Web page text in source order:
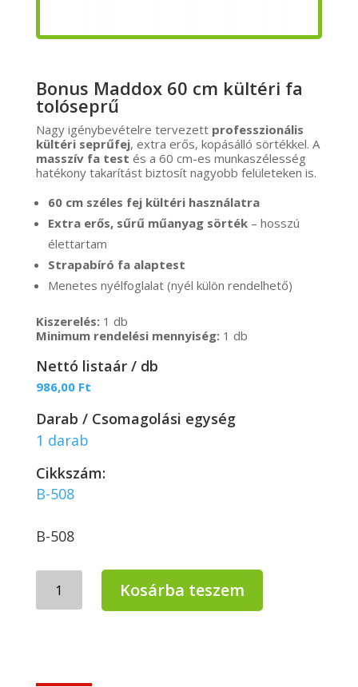
Bonus Maddox 60 cm kültéri fa
tolóseprű
Nagy igénybevételre tervezett professzionális
kültéri seprűfej, extra erős, kopásálló sörtékkel. A
masszív fa test és a 60 cm-es munkaszélesség
hatékony takarítást biztosít nagyobb felületeken is.
60 cm széles fej kültéri használatra
Extra erős, sűrű műanyag sörték– hosszú
élettartam
Strapabíró fa alaptest
Menetes nyélfoglalat (nyél külön rendelhető)
Kiszerelés:1 db
Minimum rendelési mennyiség:1 db
Nettó listaár / db
986,00 Ft
Darab / Csomagolási egység
1 darab
Cikkszám:
B-508
B-508
Maddox
60
Kosárba teszem